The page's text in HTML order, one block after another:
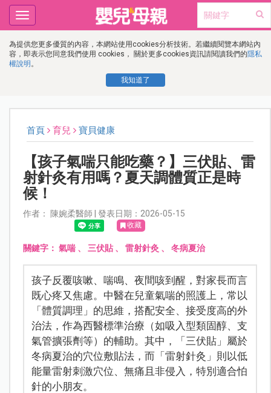
為提供您更多優質的內容，本網站使用cookies分析技術。若繼續閱覽本網站內
容，即表示您同意我們使用 cookies， 關於更多cookies資訊請閱讀我們的隱私
權說明 。
我知道了
Toggle
navigation
首頁 育兒 寶貝健康
【孩子氣喘只能吃藥？】三伏貼、雷
射針灸有用嗎？夏天調體質正是時
候！
作者： 陳婉柔醫師 | 發表日期：2026-05-15
收藏
關鍵字： 氣喘、 三伏貼、 雷射針灸 、 冬病夏治
孩子反覆咳嗽、喘鳴、夜間咳到醒，對家長而言
既心疼又焦慮。中醫在兒童氣喘的照護上，常以
「體質調理」的思維，搭配安全、接受度高的外
治法，作為西醫標準治療（如吸入型類固醇、支
氣管擴張劑等）的輔助。其中，「三伏貼」屬於
冬病夏治的穴位敷貼法，而「雷射針灸」則以低
能量雷射刺激穴位、無痛且非侵入，特別適合怕
針的小朋友。